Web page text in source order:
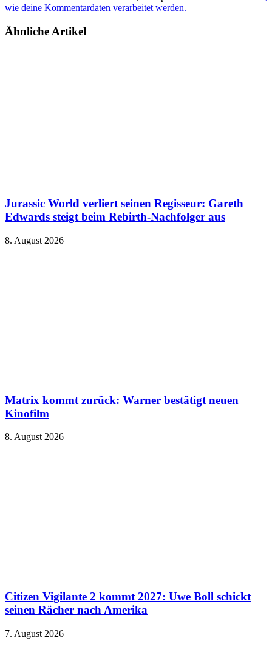
wie deine Kommentardaten verarbeitet werden.
Ähnliche Artikel
Jurassic World verliert seinen Regisseur: Gareth
Edwards steigt beim Rebirth-Nachfolger aus
8. August 2026
Matrix kommt zurück: Warner bestätigt neuen
Kinofilm
8. August 2026
Citizen Vigilante 2 kommt 2027: Uwe Boll schickt
seinen Rächer nach Amerika
7. August 2026